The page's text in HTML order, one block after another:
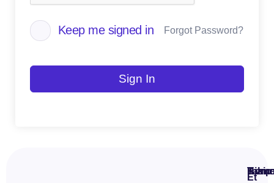
Keep me signed in Forgot Password?
Sign In
Takip
Et